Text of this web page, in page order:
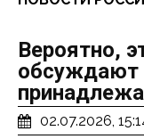
Вероятно,
обсуждают
02.07.2026,